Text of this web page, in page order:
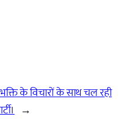
के विचारों के साथ चल रही
→